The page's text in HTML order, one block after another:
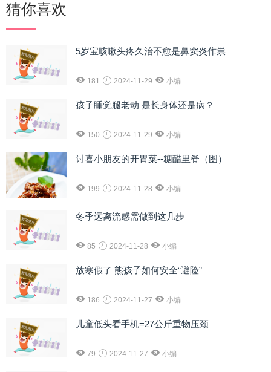
猜你喜欢
5岁宝咳嗽头疼久治不愈是鼻窦炎作祟
181 2024-11-29 小编
孩子睡觉腿老动 是长身体还是病？
150 2024-11-29 小编
讨喜小朋友的开胃菜--糖醋里脊（图）
199 2024-11-28 小编
冬季远离流感需做到这几步
85 2024-11-28 小编
放寒假了 熊孩子如何安全“避险”
186 2024-11-27 小编
儿童低头看手机=27公斤重物压颈
79 2024-11-27 小编